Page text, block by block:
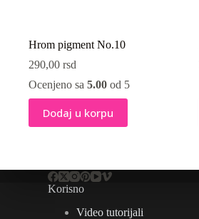
Hrom pigment No.10
290,00 rsd
Ocenjeno sa 5.00 od 5
Dodaj u korpu
Korisno
Video tutorijali